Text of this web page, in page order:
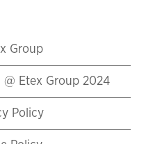
Group
Etex Group 2024
Policy